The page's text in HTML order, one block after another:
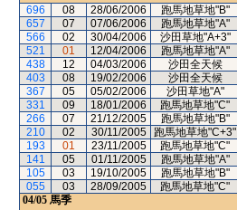
696
08 28/06/2006 跑馬地草地"B"
657
07 07/06/2006 跑馬地草地"A"
566
02 30/04/2006 沙田草地"A+3"
521
01 12/04/2006 跑馬地草地"A"
438
12 04/03/2006 沙田全天候
403
08 19/02/2006 沙田全天候
367
05 05/02/2006 沙田草地"A"
331
09 18/01/2006 跑馬地草地"C"
266
07 21/12/2005 跑馬地草地"B"
210
02 30/11/2005 跑馬地草地"C+3"
193
01 23/11/2005 跑馬地草地"C"
141
05 01/11/2005 跑馬地草地"A"
105
03 19/10/2005 跑馬地草地"B"
055
03 28/09/2005 跑馬地草地"C"
04/05 馬季